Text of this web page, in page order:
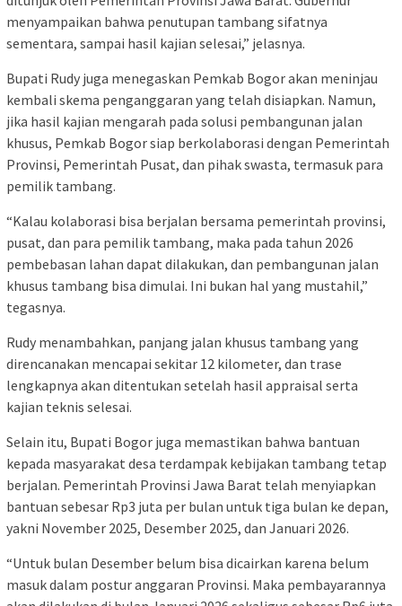
menyampaikan bahwa penutupan tambang sifatnya
sementara, sampai hasil kajian selesai,” jelasnya.
Bupati Rudy juga menegaskan Pemkab Bogor akan meninjau
kembali skema penganggaran yang telah disiapkan. Namun,
jika hasil kajian mengarah pada solusi pembangunan jalan
khusus, Pemkab Bogor siap berkolaborasi dengan Pemerintah
Provinsi, Pemerintah Pusat, dan pihak swasta, termasuk para
pemilik tambang.
“Kalau kolaborasi bisa berjalan bersama pemerintah provinsi,
pusat, dan para pemilik tambang, maka pada tahun 2026
pembebasan lahan dapat dilakukan, dan pembangunan jalan
khusus tambang bisa dimulai. Ini bukan hal yang mustahil,”
tegasnya.
Rudy menambahkan, panjang jalan khusus tambang yang
direncanakan mencapai sekitar 12 kilometer, dan trase
lengkapnya akan ditentukan setelah hasil appraisal serta
kajian teknis selesai.
Selain itu, Bupati Bogor juga memastikan bahwa bantuan
kepada masyarakat desa terdampak kebijakan tambang tetap
berjalan. Pemerintah Provinsi Jawa Barat telah menyiapkan
bantuan sebesar Rp3 juta per bulan untuk tiga bulan ke depan,
yakni November 2025, Desember 2025, dan Januari 2026.
“Untuk bulan Desember belum bisa dicairkan karena belum
masuk dalam postur anggaran Provinsi. Maka pembayarannya